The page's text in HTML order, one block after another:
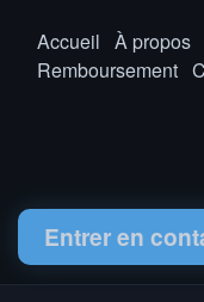
Accueil À propos
Remboursement
Entrer en